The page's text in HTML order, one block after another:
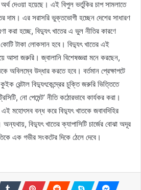
দেওয়া হয়েছে। এই বিপুল ভর্তুকির চাপ সামলাতে
দাম। এর সরাসরি ভুক্তভোগী হচ্ছেন দেশের সাধারণ
করা হচ্ছে, বিদ্যুৎ খাতের এ ভুল নীতির কারণে
টাকা লোকসান হবে। বিদ্যুৎ খাতের এই
আসা জরুরি। জ্বালানি বিশেষজ্ঞরা মনে করছেন,
অবিলম্বে উদ্ধার করতে হবে। বর্তমান প্রেক্ষাপটে
রেন্টাল বিদ্যুৎকেন্দ্রের চুক্তি জরুরি ভিত্তিতে
নো পেমেন্ট’ নীতি কঠোরভাবে কার্যকর করা।
মহোৎসব বন্ধ করে বিদ্যুৎ খাতকে জবাবদিহির
বিদ্যুৎ খাতের ক্যাপাসিটি চার্জের বোঝা অদূর
এক গভীর সংকটের দিকে ঠেলে দেবে।